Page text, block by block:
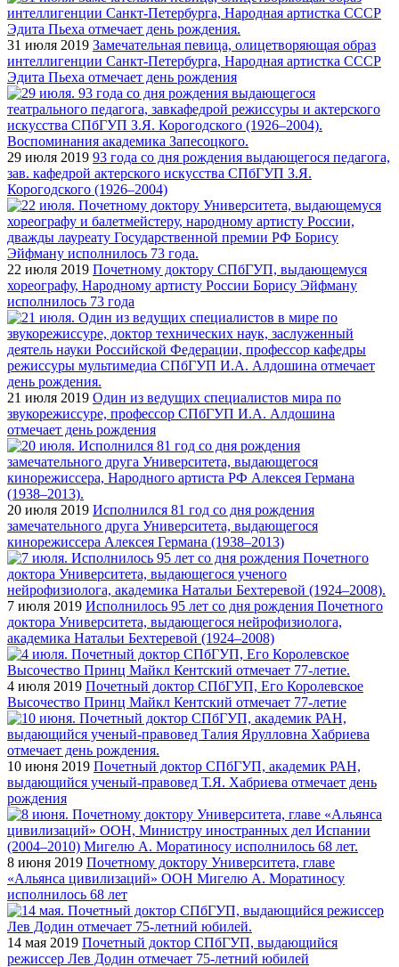
31 июля 2019 Замечательная певица, олицетворяющая образ
интеллигенции Санкт-Петербурга, Народная артистка СССР
Эдита Пьеха отмечает день рождения
29 июля 2019 93 года со дня рождения выдающегося педагога,
зав. кафедрой актерского искусства СПбГУП З.Я.
Корогодского (1926–2004)
22 июля 2019 Почетному доктору СПбГУП, выдающемуся
хореографу, Народному артисту России Борису Эйфману
исполнилось 73 года
21 июля 2019 Один из ведущих специалистов мира по
звукорежиссуре, профессор СПбГУП И.А. Алдошина
отмечает день рождения
20 июля 2019 Исполнился 81 год со дня рождения
замечательного друга Университета, выдающегося
кинорежиссера Алексея Германа (1938–2013)
7 июля 2019 Исполнилось 95 лет со дня рождения Почетного
доктора Университета, выдающегося нейрофизиолога,
академика Натальи Бехтеревой (1924–2008)
4 июля 2019 Почетный доктор СПбГУП, Его Королевское
Высочество Принц Майкл Кентский отмечает 77-летие
10 июня 2019 Почетный доктор СПбГУП, академик РАН,
выдающийся ученый-правовед Т.Я. Хабриева отмечает день
рождения
8 июня 2019 Почетному доктору Университета, главе
«Альянса цивилизаций» ООН Мигелю А. Моратиносу
исполнилось 68 лет
14 мая 2019 Почетный доктор СПбГУП, выдающийся
режиссер Лев Додин отмечает 75-летний юбилей